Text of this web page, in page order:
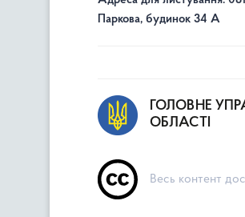
Паркова, будинок 34 А
ГОЛОВНЕ
ОБЛАСТІ
Весь контент